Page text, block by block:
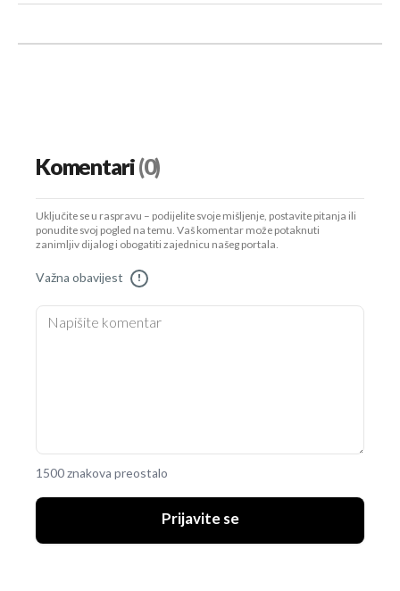
Komentari(0)
Uključite se u raspravu – podijelite svoje mišljenje, postavite pitanja ili
ponudite svoj pogled na temu. Vaš komentar može potaknuti
zanimljiv dijalog i obogatiti zajednicu našeg portala.
Važna obavijest !
1500 znakova preostalo
Prijavite se